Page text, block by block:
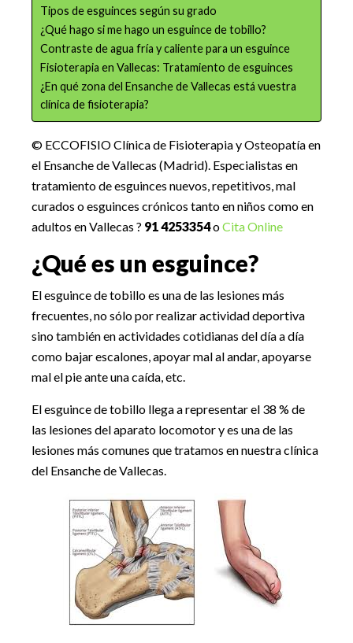
Tipos de esguinces según su grado
¿Qué hago si me hago un esguince de tobillo?
Contraste de agua fría y caliente para un esguince
Fisioterapia en Vallecas: Tratamiento de esguinces
¿En qué zona del Ensanche de Vallecas está vuestra
clínica de fisioterapia?
© ECCOFISIO Clínica de Fisioterapia y Osteopatía en
el Ensanche de Vallecas (Madrid). Especialistas en
tratamiento de esguinces nuevos, repetitivos, mal
curados o esguinces crónicos tanto en niños como en
adultos en Vallecas ? 91 4253354oCita Online
¿Qué es un esguince?
El esguince de tobillo es una de las lesiones más
frecuentes, no sólo por realizar actividad deportiva
sino también en actividades cotidianas del día a día
como bajar escalones, apoyar mal al andar, apoyarse
mal el pie ante una caída, etc.
El esguince de tobillo llega a representar el 38 % de
las lesiones del aparato locomotor y es una de las
lesiones más comunes que tratamos en nuestra clínica
del Ensanche de Vallecas.